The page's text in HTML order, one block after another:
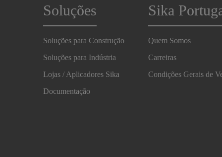
Soluções
Soluções para Construção
Soluções para Indústria
Lojas / Aplicadores Sika
Documentação
Sika
Quem Somos
Carreiras
Condições Gerais de